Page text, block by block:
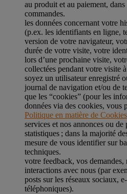
au produit et au paiement,
commandes.
les données concernant votre
(p.ex. les identifiants en ligne,
version de votre navigateur,
durée de votre visite, votre
lors d’une prochaine visite,
collectées pendant votre visite
soyez un utilisateur enregistré
journal de navigation et/ou de
que les “cookies” (pour les
données via des cookies, vous
Politique en matière de Cookies
services et nos annonces ou de
statistiques ; dans la majorité
mesure de vous identifier sur
techniques.
votre feedback, vos
interactions avec nous (par
posts sur les réseaux sociaux,
téléphoniques).